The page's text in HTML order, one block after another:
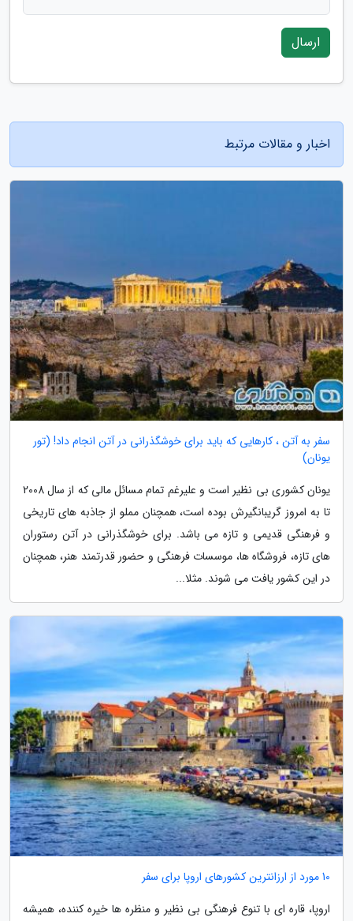
ارسال
اخبار و مقالات مرتبط
سفر به آتن ، کارهایی که باید برای خوشگذرانی در آتن انجام داد! (تور
یونان)
یونان کشوری بی نظیر است و علیرغم تمام مسائل مالی که از سال 2008
تا به امروز گریبانگیرش بوده است، همچنان مملو از جاذبه های تاریخی
و فرهنگی قدیمی و تازه می باشد. برای خوشگذرانی در آتن رستوران
های تازه، فروشگاه ها، موسسات فرهنگی و حضور قدرتمند هنر، همچنان
در این کشور یافت می شوند. مثلا...
10 مورد از ارزانترین کشورهای اروپا برای سفر
اروپا، قاره ای با تنوع فرهنگی بی نظیر و منظره ها خیره کننده، همیشه